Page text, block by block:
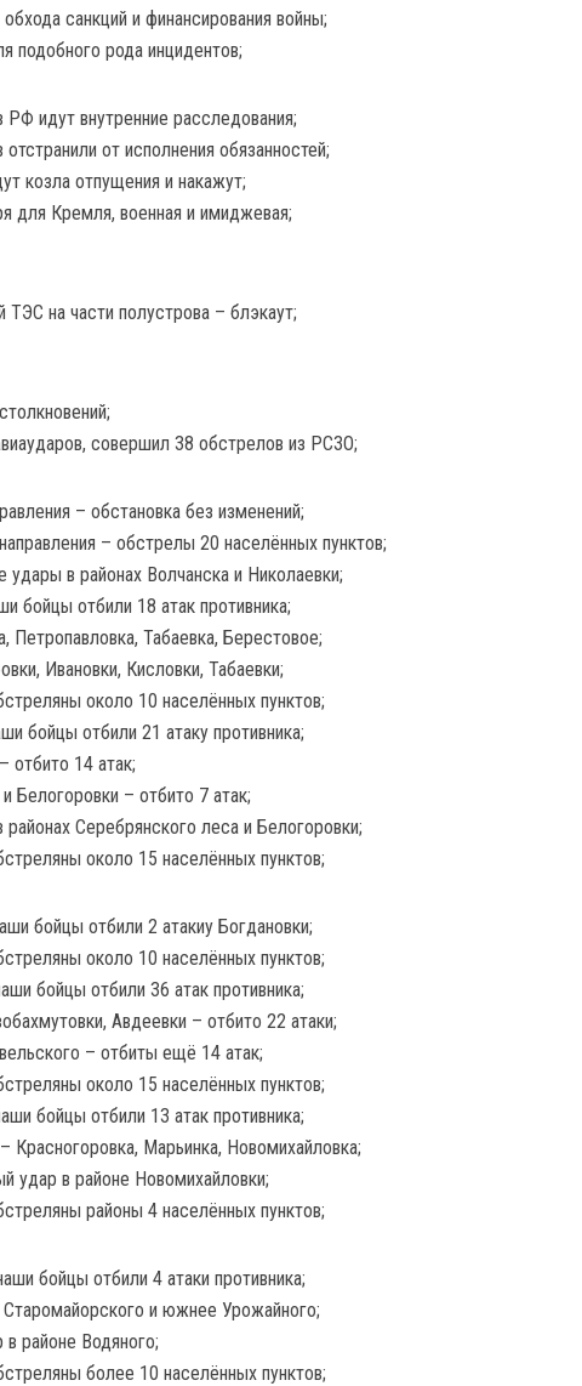
санкций и финансирования войны;
подобного рода инцидентов;
идут внутренние расследования;
от исполнения обязанностей;
козла отпущения и накажут;
для Кремля, военная и имиджевая;
ТЭС на части полустрова – блэкаут;
совершил 38 обстрелов из РСЗО;
– обстановка без изменений;
– обстрелы 20 населённых пунктов;
удары в районах Волчанска и Николаевки;
бойцы отбили 18 атак противника;
Петропавловка, Табаевка, Берестовое;
Ивановки, Кисловки, Табаевки;
около 10 населённых пунктов;
бойцы отбили 21 атаку противника;
отбито 14 атак;
Белогоровки – отбито 7 атак;
районах Серебрянского леса и Белогоровки;
около 15 населённых пунктов;
бойцы отбили 2 атакиу Богдановки;
около 10 населённых пунктов;
бойцы отбили 36 атак противника;
Авдеевки – отбито 22 атаки;
– отбиты ещё 14 атак;
около 15 населённых пунктов;
бойцы отбили 13 атак противника;
Марьинка, Новомихайловка;
удар в районе Новомихайловки;
районы 4 населённых пунктов;
бойцы отбили 4 атаки противника;
и южнее Урожайного;
в районе Водяного;
более 10 населённых пунктов;